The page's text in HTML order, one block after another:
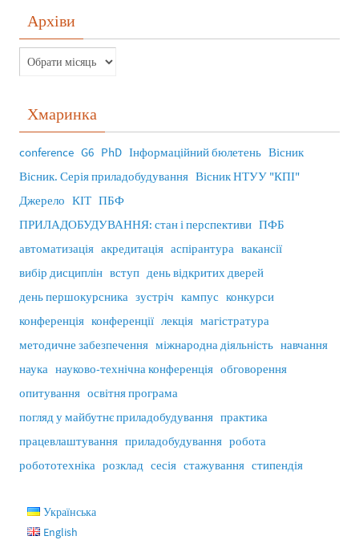
Архіви
Хмаринка
conference G6 PhD Інформаційний бюлетень Вісник
Вісник. Серія приладобудування Вісник НТУУ "КПІ"
Джерело КІТ ПБФ
ПРИЛАДОБУДУВАННЯ: стан і перспективи ПФБ
автоматизація акредитація аспірантура вакансії
вибір дисциплін вступ день відкритих дверей
день першокурсника зустріч кампус конкурси
конференція конференції лекція магістратура
методичне забезпечення міжнародна діяльність навчання
наука науково-технічна конференція обговорення
опитування освітня програма
погляд у майбутнє приладобудування практика
працевлаштування приладобудування робота
робототехніка розклад сесія стажування стипендія
Українська
English